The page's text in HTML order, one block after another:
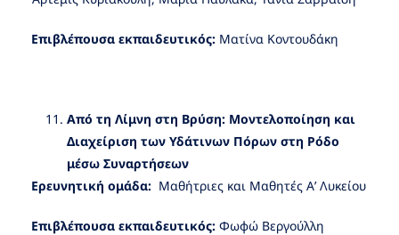
Επιβλέπουσα εκπαιδευτικός: Ματίνα Κοντουδάκη
Από τη Λίμνη στη Βρύση: Μοντελοποίηση και
Διαχείριση των Υδάτινων Πόρων στη Ρόδο
μέσω Συναρτήσεων
Ερευνητική ομάδα: Μαθήτριες και Μαθητές Α’ Λυκείου
Επιβλέπουσα εκπαιδευτικός: Φωφώ Βεργούλλη